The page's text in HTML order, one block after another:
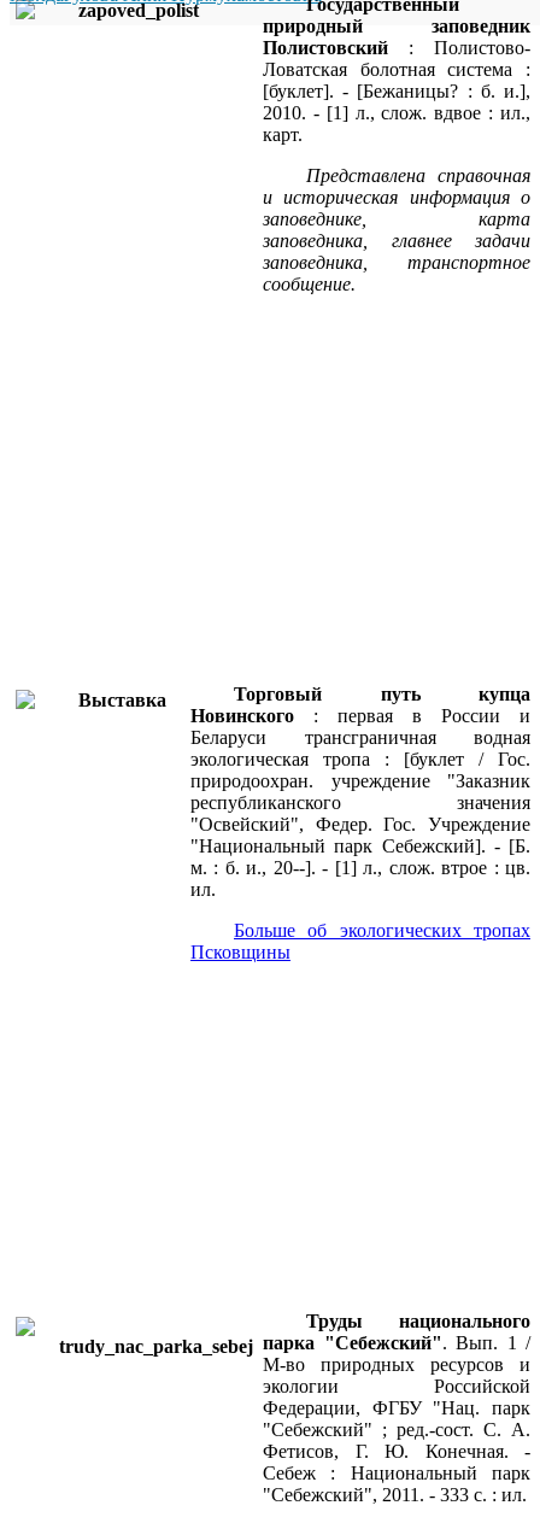
Государственный
природный заповедник
Полистовский : Полистово-
Ловатская болотная система :
[буклет]. - [Бежаницы? : б. и.],
2010. - [1] л., слож. вдвое : ил.,
карт.
Представлена справочная
и историческая информация о
заповеднике, карта
заповедника, главнее задачи
заповедника, транспортное
сообщение.
Торговый путь купца
Новинского : первая в России и
Беларуси трансграничная водная
экологическая тропа : [буклет / Гос.
природоохран. учреждение "Заказник
республиканского значения
"Освейский", Федер. Гос. Учреждение
"Национальный парк Себежский]. - [Б.
м. : б. и., 20--]. - [1] л., слож. втрое : цв.
ил.
Больше об экологических тропах
Псковщины
Труды национального
парка "Себежский". Вып. 1 /
М-во природных ресурсов и
экологии Российской
Федерации, ФГБУ "Нац. парк
"Себежский" ; ред.-сост. С. А.
Фетисов, Г. Ю. Конечная. -
Себеж : Национальный парк
"Себежский", 2011. - 333 с. : ил.